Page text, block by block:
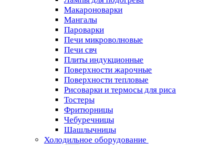
Макароноварки
Мангалы
Пароварки
Печи микроволновые
Печи свч
Плиты индукционные
Поверхности жарочные
Поверхности тепловые
Рисоварки и термосы для риса
Тостеры
Фритюрницы
Чебуречницы
Шашлычницы
Холодильное оборудование